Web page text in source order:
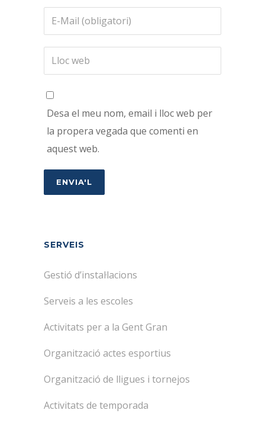
Desa el meu nom, email i lloc web per
la propera vegada que comenti en
aquest web.
SERVEIS
Gestió d’instal·lacions
Serveis a les escoles
Activitats per a la Gent Gran
Organització actes esportius
Organització de lligues i tornejos
Activitats de temporada